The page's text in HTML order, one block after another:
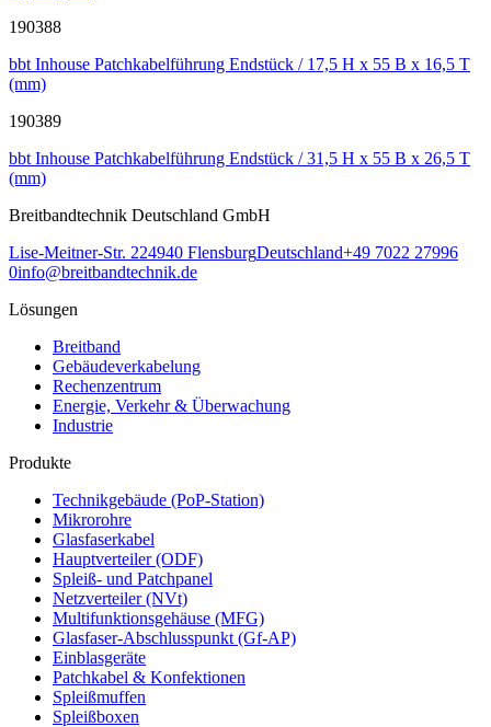
190388
bbt Inhouse Patchkabelführung Endstück / 17,5 H x 55 B x 16,5 T
(mm)
190389
bbt Inhouse Patchkabelführung Endstück / 31,5 H x 55 B x 26,5 T
(mm)
Breitbandtechnik Deutschland GmbH
Lise-Meitner-Str. 224940 FlensburgDeutschland+49 7022 27996
0info@breitbandtechnik.de
Lösungen
Breitband
Gebäudeverkabelung
Rechenzentrum
Energie, Verkehr & Überwachung
Industrie
Produkte
Technikgebäude (PoP-Station)
Mikrorohre
Glasfaserkabel
Hauptverteiler (ODF)
Spleiß- und Patchpanel
Netzverteiler (NVt)
Multifunktionsgehäuse (MFG)
Glasfaser-Abschlusspunkt (Gf-AP)
Einblasgeräte
Patchkabel & Konfektionen
Spleißmuffen
Spleißboxen